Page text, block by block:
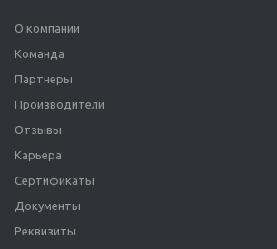
О компании
Команда
Партнеры
Производители
Отзывы
Карьера
Сертификаты
Документы
Реквизиты